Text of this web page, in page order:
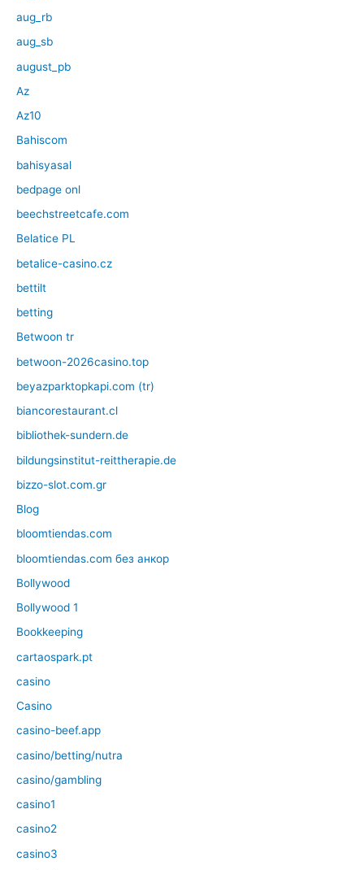
aug_rb
aug_sb
august_pb
Az
Az10
Bahiscom
bahisyasal
bedpage onl
beechstreetcafe.com
Belatice PL
betalice-casino.cz
bettilt
betting
Betwoon tr
betwoon-2026casino.top
beyazparktopkapi.com (tr)
biancorestaurant.cl
bibliothek-sundern.de
bildungsinstitut-reittherapie.de
bizzo-slot.com.gr
Blog
bloomtiendas.com
bloomtiendas.com без анкор
Bollywood
Bollywood 1
Bookkeeping
cartaospark.pt
casino
Casino
casino-beef.app
casino/betting/nutra
casino/gambling
casino1
casino2
casino3